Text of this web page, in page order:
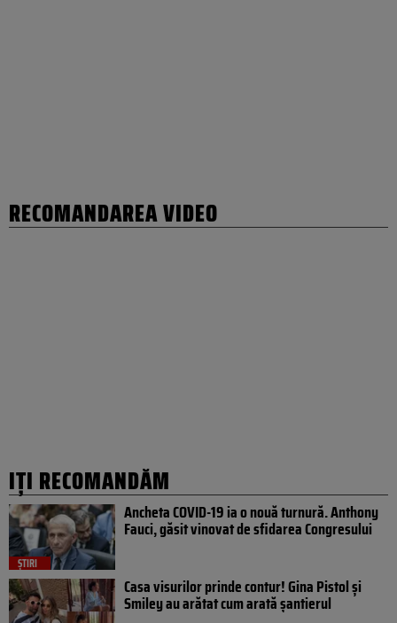
RECOMANDAREA VIDEO
IȚI RECOMANDĂM
ȘTIRI
Ancheta COVID-19 ia o nouă turnură. Anthony
Fauci, găsit vinovat de sfidarea Congresului
Casa visurilor prinde contur! Gina Pistol și
Smiley au arătat cum arată șantierul